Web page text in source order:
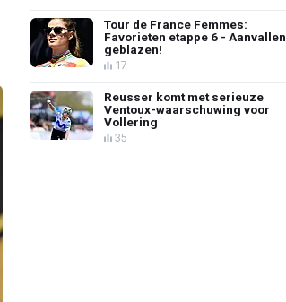
Tour de France Femmes:
Favorieten etappe 6 - Aanvallen
geblazen!
17
Reusser komt met serieuze
Ventoux-waarschuwing voor
Vollering
35